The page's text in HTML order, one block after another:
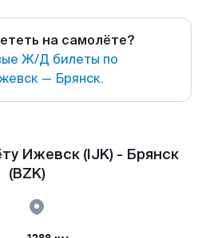
на самолёте?
Ж/Д билеты по
— Брянск.
Ижевск (IJK) - Брянск
(BZK)